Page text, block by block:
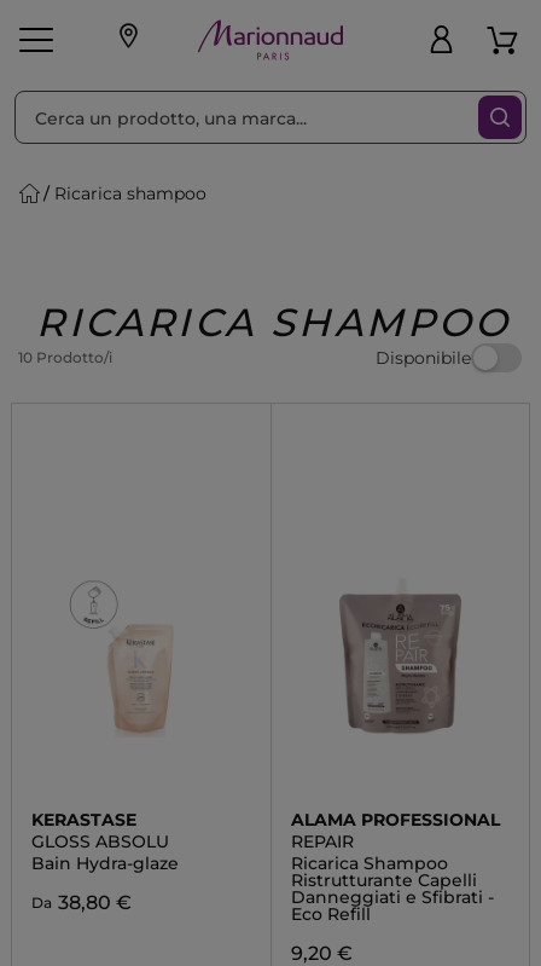
Make-up Profumi
Regalo
Ricarica shampoo
RICARICA SHAMPOO
10 Prodotto/i Disponibile
Ordina per Filtra
KERASTASE
GLOSS ABSOLU
Bain Hydra-glaze
Da 38,80 €
ALAMA PROFESSIONAL
REPAIR
Ricarica Shampoo
Ristrutturante Capelli
Danneggiati e Sfibrati -
Eco Refill
9,20 €